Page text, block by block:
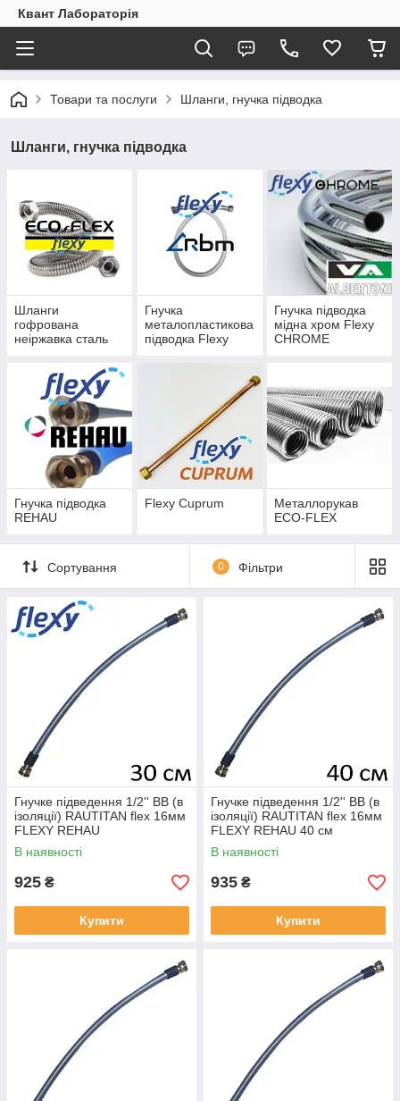
Квант Лабораторія
Товари та послуги Шланги, гнучка підводка
Шланги, гнучка підводка
Шланги
гофрована
неіржавка сталь
Гнучка
металопластикова
підводка Flexy
Гнучка підводка
мідна хром Flexy
CHROME
Гнучка підводка
REHAU
Flexy Cuprum
Металлорукав
ECO-FLEX
Сортування 0 Фільтри
Гнучке підведення 1/2'' ВВ (в
ізоляції) RAUTITAN flex 16мм
FLEXY REHAU
В наявності
925 ₴
Купити
Гнучке підведення 1/2'' ВВ (в
ізоляції) RAUTITAN flex 16мм
FLEXY REHAU 40 см
В наявності
935 ₴
Купити